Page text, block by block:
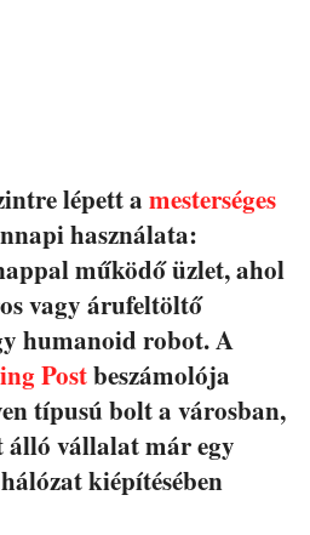
lépett a mesterséges
használata:
működő üzlet, ahol
vagy árufeltöltő
humanoid robot. A
Postbeszámolója
típusú bolt a városban,
álló vállalat már egy
kiépítésében